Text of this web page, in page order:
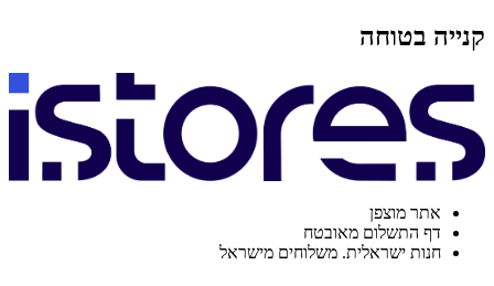
קנייה בטוחה
אתר מוצפן
דף התשלום מאובטח
חנות ישראלית. משלוחים מישראל